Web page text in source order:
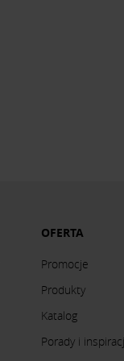
OFERTA
Promocje
Produkty
Katalog
Porady i